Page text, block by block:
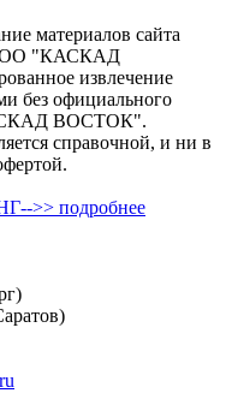
материалов сайта
ООО "КАСКАД
извлечение
без официального
ВОСТОК".
справочной, и ни в
>> подробнее